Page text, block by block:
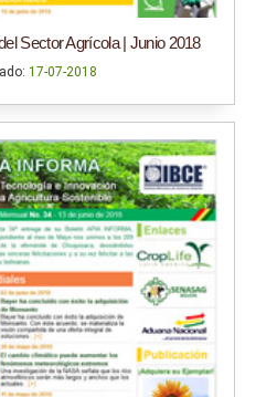
Sector Agrícola | Junio 2018
17-07-2018